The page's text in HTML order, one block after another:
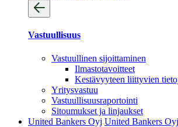
Vastuullisuus
Vastuullinen sijoittaminen
Ilmastotavoitteet
Kestävyyteen liittyvien
Yritysvastuu
Vastuullisuus­raportointi
Sitoumukset ja linjaukset
United Bankers Oyj United Bankers Oyj